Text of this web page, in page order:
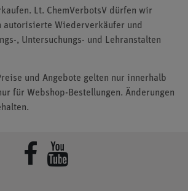
Lt. ChemVerbotsV dürfen wir
autorisierte Wiederverkäufer und
, Untersuchungs- und Lehranstalten
und Angebote gelten nur innerhalb
für Webshop-Bestellungen. Änderungen